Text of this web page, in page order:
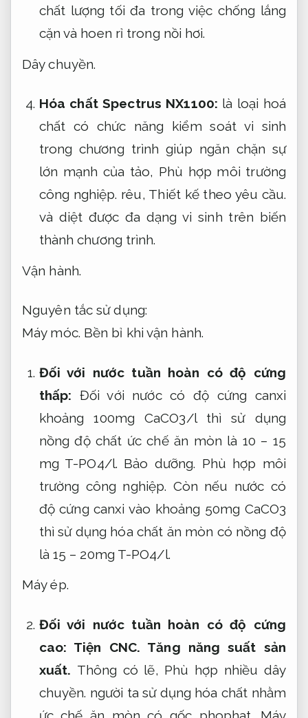
chất lượng tối đa trong việc chống lắng
cặn và hoen rỉ trong nồi hơi.
Dây chuyền.
Hóa chất Spectrus NX1100: là loại hoá
chất có chức năng kiểm soát vi sinh
trong chương trình giúp ngăn chặn sự
lớn mạnh của tảo, Phù hợp môi trường
công nghiệp. rêu, Thiết kế theo yêu cầu.
và diệt được đa dạng vi sinh trên biến
thành chương trình.
Vận hành.
Nguyên tắc sử dụng:
Máy móc. Bền bỉ khi vận hành.
Đối với nước tuần hoàn có độ cứng
thấp: Đối với nước có độ cứng canxi
khoảng 100mg CaCO3/l thì sử dụng
nồng độ chất ức chế ăn mòn là 10 – 15
mg T-PO4/l. Bảo dưỡng. Phù hợp môi
trường công nghiệp. Còn nếu nước có
độ cứng canxi vào khoảng 50mg CaCO3
thì sử dụng hóa chất ăn mòn có nồng độ
là 15 – 20mg T-PO4/l.
Máy ép.
Đối với nước tuần hoàn có độ cứng
cao: Tiện CNC. Tăng năng suất sản
xuất. Thông có lẽ, Phù hợp nhiều dây
chuyền. người ta sử dụng hóa chất nhằm